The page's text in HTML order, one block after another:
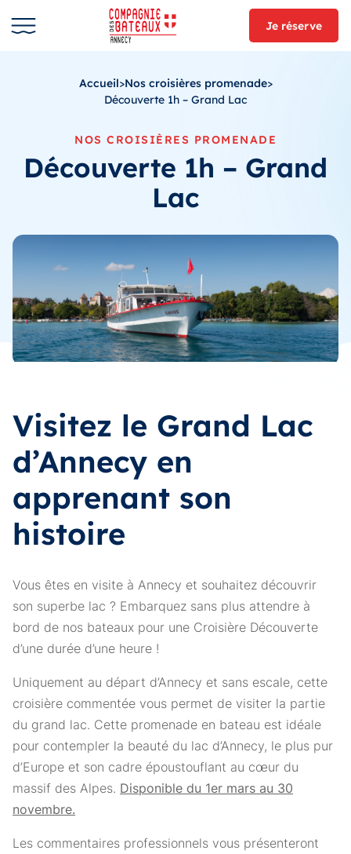
Je réserve
Accueil>Nos croisières promenade>
Découverte 1h – Grand Lac
NOS CROISIÈRES PROMENADE
Découverte 1h – Grand
Lac
Visitez le Grand Lac
d’Annecy en
apprenant son
histoire
Vous êtes en visite à Annecy et souhaitez découvrir
son superbe lac ? Embarquez sans plus attendre à
bord de nos bateaux pour une Croisière Découverte
d’une durée d’une heure !
Uniquement au départ d’Annecy et sans escale, cette
croisière commentée vous permet de visiter la partie
du grand lac. Cette promenade en bateau est idéale
pour contempler la beauté du lac d’Annecy, le plus pur
d’Europe et son cadre époustouflant au cœur du
massif des Alpes. Disponible du 1er mars au 30
novembre.
Les commentaires professionnels vous présenteront